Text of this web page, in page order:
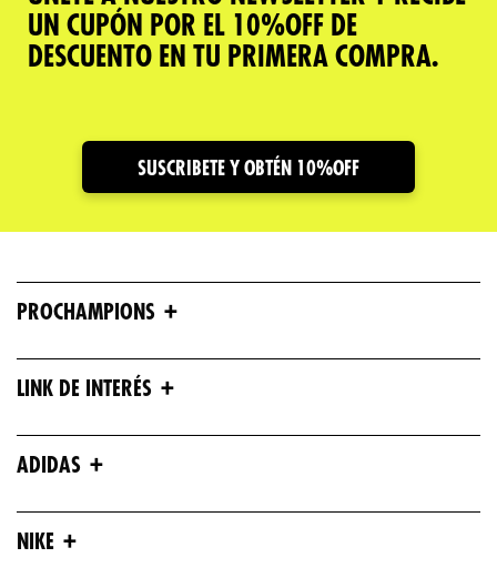
UN CUPÓN POR EL 10%OFF DE
DESCUENTO EN TU PRIMERA COMPRA.
SUSCRIBETE Y OBTÉN 10%OFF
PROCHAMPIONS +
LINK DE INTERÉS +
ADIDAS +
NIKE +